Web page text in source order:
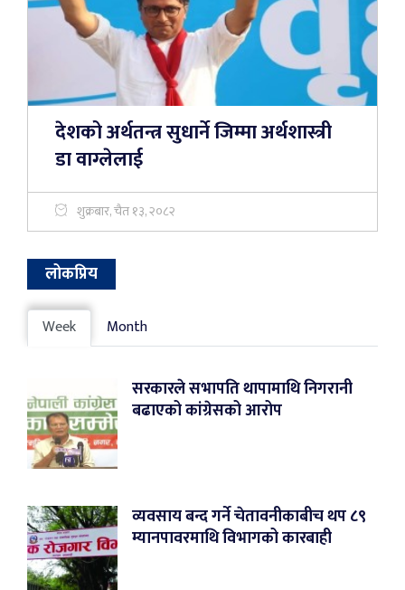
देशको अर्थतन्त्र सुधार्ने जिम्मा अर्थशास्त्री
डा वाग्लेलाई
शुक्रबार, चैत १३, २०८२
लोकप्रिय
Week Month
सरकारले सभापति थापामाथि निगरानी
बढाएको कांग्रेसको आरोप
व्यवसाय बन्द गर्ने चेतावनीकाबीच थप ८९
म्यानपावरमाथि विभागको कारबाही